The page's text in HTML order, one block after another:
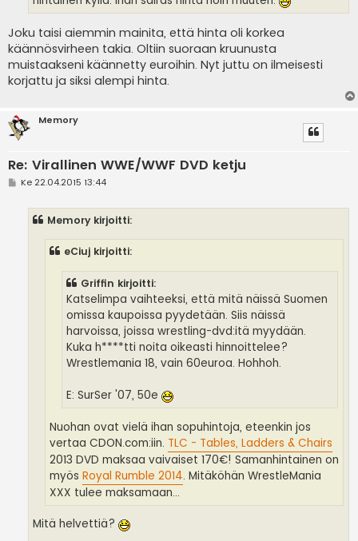
Joku taisi aiemmin mainita, että hinta oli korkea
käännösvirheen takia. Oltiin suoraan kruunusta
muistaakseni käännetty euroihin. Nyt juttu on ilmeisesti
korjattu ja siksi alempi hinta.
Memory
Re: Virallinen WWE/WWF DVD ketju
VKe 22.04.2015 13:44
Memory kirjoitti:
eCiuj kirjoitti:
Griffin kirjoitti:
Katselimpa vaihteeksi, että mitä näissä Suomen
omissa kaupoissa pyydetään. Siis näissä
harvoissa, joissa wrestling-dvd:itä myydään.
Kuka h****tti noita oikeasti hinnoittelee?
Wrestlemania 18, vain 60euroa. Hohhoh.
E: SurSer '07, 50e
Nuohan ovat vielä ihan sopuhintoja, eteenkin jos
vertaa CDON.com:iin. TLC - Tables, Ladders & Chairs
2013 DVD maksaa vaivaiset 170€! Samanhintainen on
myös Royal Rumble 2014. Mitäköhän WrestleMania
XXX tulee maksamaan...
Mitä helvettiä?